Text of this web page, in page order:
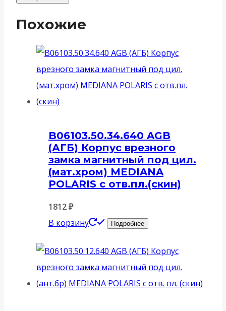
Похожие
B06103.50.34.640 AGB
(АГБ) Корпус врезного
замка магнитный под цил.
(мат.хром) MEDIANA
POLARIS с отв.пл.(скин)
1812₽
В корзину
Подробнее